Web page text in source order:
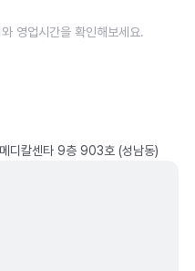
영업시간을 확인해보세요.
디칼센타 9층 903호 (성남동)